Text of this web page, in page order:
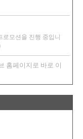
로모션을 진행 중입니
홈페이지로 바로 이